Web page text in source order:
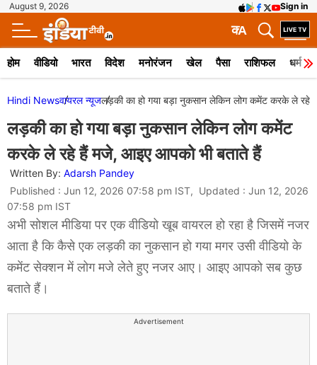
August 9, 2026 Sign in
A
क
होम वीडियो भारत विदेश मनोरंजन खेल पैसा राशिफल धर्म
Hindi Newsवायरल न्‍यूजलड़की का हो गया बड़ा नुकसान लेकिन लोग कमेंट करके ले रहे
लड़की का हो गया बड़ा नुकसान लेकिन लोग कमेंट
करके ले रहे हैं मजे, आइए आपको भी बताते हैं
Written By: Adarsh Pandey
Published : Jun 12, 2026 07:58 pm IST, Updated : Jun 12, 2026
07:58 pm IST
अभी सोशल मीडिया पर एक वीडियो खूब वायरल हो रहा है जिसमें नजर
आता है कि कैसे एक लड़की का नुकसान हो गया मगर उसी वीडियो के
कमेंट सेक्शन में लोग मजे लेते हुए नजर आए। आइए आपको सब कुछ
बताते हैं।
Advertisement